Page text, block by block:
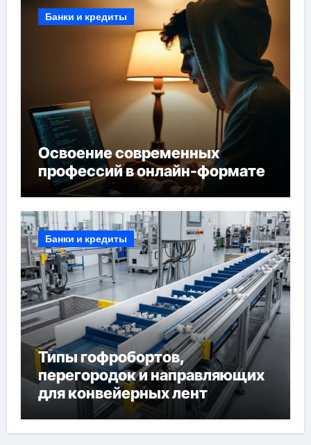
Банки и кредиты
Освоение современных
профессий в онлайн-формате
Банки и кредиты
Типы гофробортов,
перегородок и направляющих
для конвейерных лент